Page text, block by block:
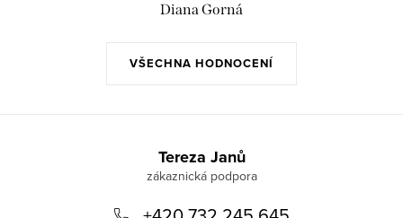
VŠECHNA HODNOCENÍ
Diana Gorná
Tereza Janů